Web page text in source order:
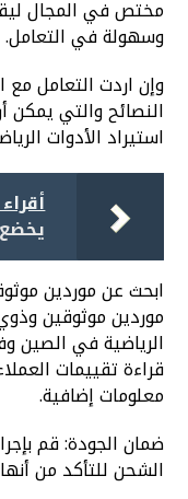
مختص في المجال
وسهولة في التعامل.
وإن اردت التعامل
النصائح والتي
استيراد الأدوات
ابحث عن موردين
موردين موثوقين
الرياضية في الصين
قراءة تقييمات
معلومات إضافية.
ضمان الجودة: قم
الشحن للتأكد من